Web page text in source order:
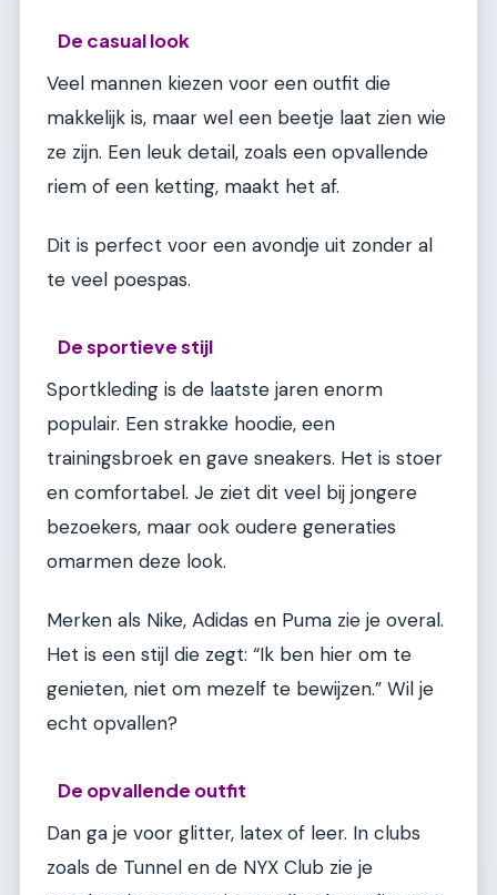
De casual look
Veel mannen kiezen voor een outfit die
makkelijk is, maar wel een beetje laat zien wie
ze zijn. Een leuk detail, zoals een opvallende
riem of een ketting, maakt het af.
Dit is perfect voor een avondje uit zonder al
te veel poespas.
De sportieve stijl
Sportkleding is de laatste jaren enorm
populair. Een strakke hoodie, een
trainingsbroek en gave sneakers. Het is stoer
en comfortabel. Je ziet dit veel bij jongere
bezoekers, maar ook oudere generaties
omarmen deze look.
Merken als Nike, Adidas en Puma zie je overal.
Het is een stijl die zegt: “Ik ben hier om te
genieten, niet om mezelf te bewijzen.” Wil je
echt opvallen?
De opvallende outfit
Dan ga je voor glitter, latex of leer. In clubs
zoals de Tunnel en de NYX Club zie je